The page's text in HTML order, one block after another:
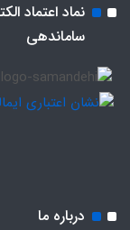
نماد اعتماد
ساماندهی
درباره ما